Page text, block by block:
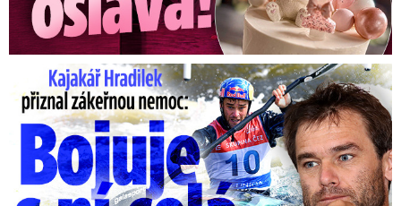
Kajakář Hradilek přiznal zákeřnou nemoc: Bojuje s ní celá ...